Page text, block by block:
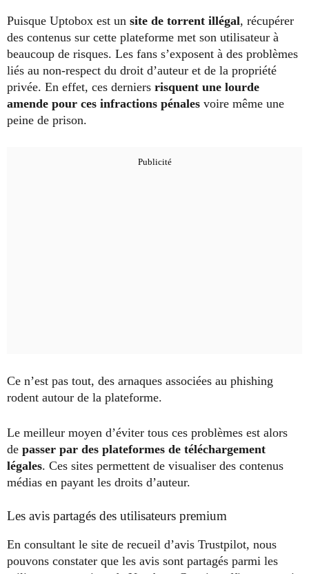
Puisque Uptobox est un site de torrent illégal, récupérer
des contenus sur cette plateforme met son utilisateur à
beaucoup de risques. Les fans s’exposent à des problèmes
liés au non-respect du droit d’auteur et de la propriété
privée. En effet, ces derniers risquent une lourde
amende pour ces infractions pénales voire même une
peine de prison.
Ce n’est pas tout, des arnaques associées au phishing
rodent autour de la plateforme.
Le meilleur moyen d’éviter tous ces problèmes est alors
de passer par des plateformes de téléchargement
légales. Ces sites permettent de visualiser des contenus
médias en payant les droits d’auteur.
Les avis partagés des utilisateurs premium
En consultant le site de recueil d’avis Trustpilot, nous
pouvons constater que les avis sont partagés parmi les